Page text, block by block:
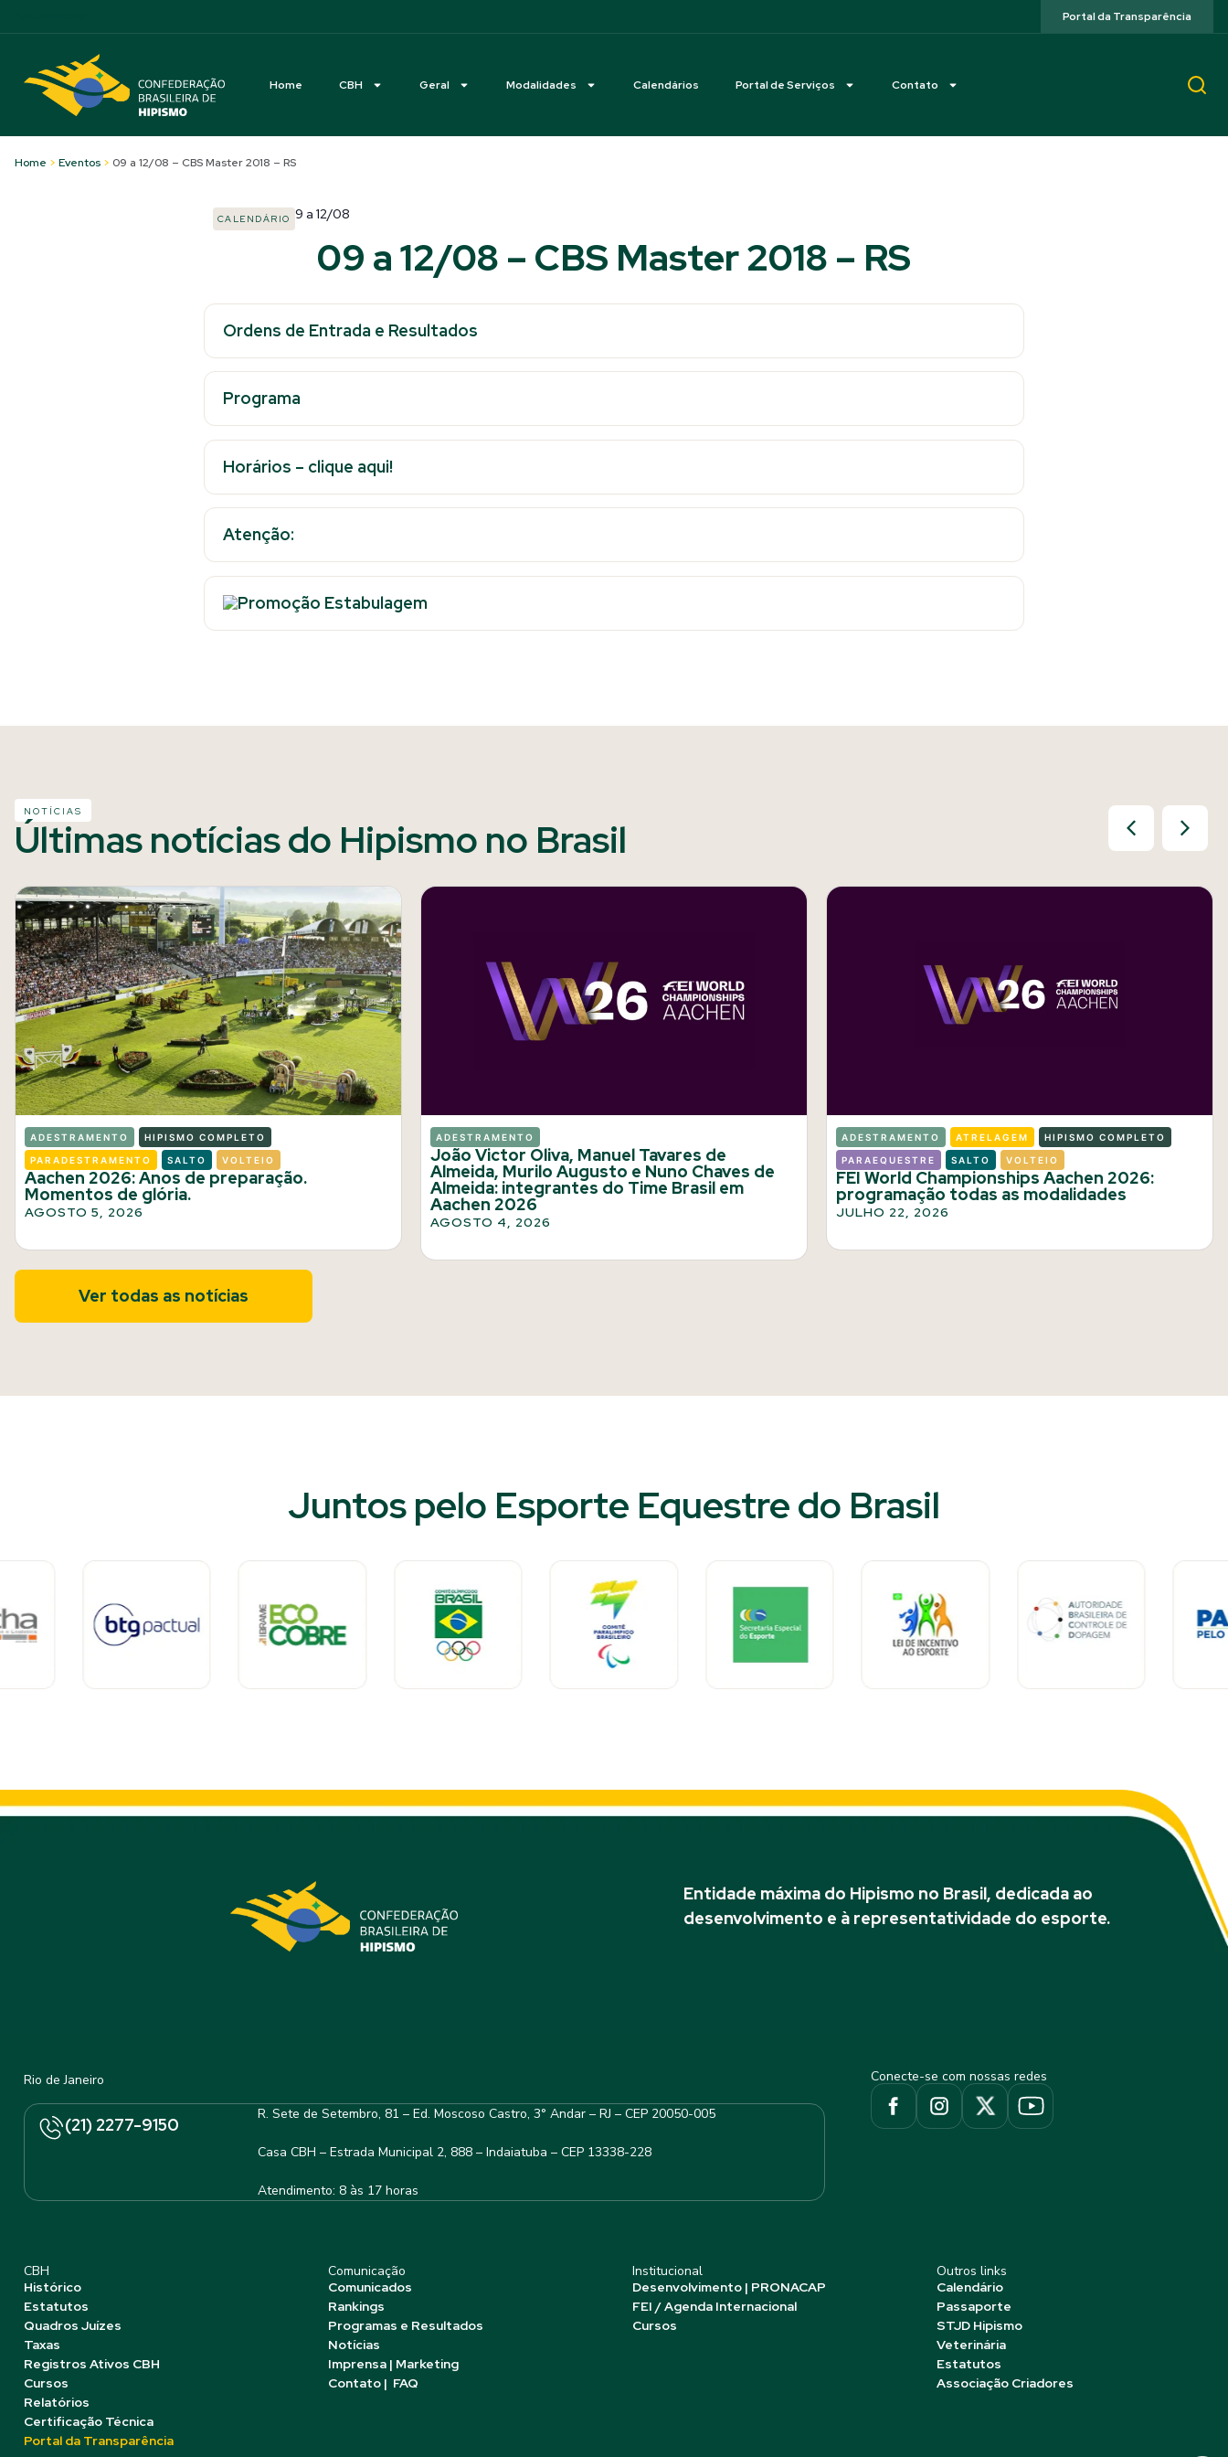
Portal da Transparência
Home CBH Geral Modalidades Calendários Portal de Serviços Contato
Home > Eventos > 09 a 12/08 – CBS Master 2018 – RS
CALENDÁRIO 9 a 12/08
09 a 12/08 – CBS Master 2018 – RS
Ordens de Entrada e Resultados
Programa
Horários – clique aqui!
Atenção:
NOTÍCIAS
Últimas notícias do Hipismo no Brasil
ADESTRAMENTO HIPISMO COMPLETO
PARADESTRAMENTO SALTO VOLTEIO
Aachen 2026: Anos de preparação.
Momentos de glória.
AGOSTO 5, 2026
ADESTRAMENTO
João Victor Oliva, Manuel Tavares de
Almeida, Murilo Augusto e Nuno Chaves de
Almeida: integrantes do Time Brasil em
Aachen 2026
AGOSTO 4, 2026
ADESTRAMENTO ATRELAGEM HIPISMO COMPLETO
PARAEQUESTRE SALTO VOLTEIO
FEI World Championships Aachen 2026:
programação todas as modalidades
JULHO 22, 2026
Ver todas as notícias
Juntos pelo Esporte Equestre do Brasil​
Entidade máxima do Hipismo no Brasil, dedicada ao
desenvolvimento e à representatividade do esporte.
Rio de Janeiro
(21) 2277-9150
R. Sete de Setembro, 81 – Ed. Moscoso Castro, 3° Andar – RJ – CEP 20050-005
Casa CBH – Estrada Municipal 2, 888 – Indaiatuba – CEP 13338-228
Atendimento: 8 às 17 horas
Conecte-se com nossas redes
CBH
Histórico
Estatutos
Quadros Juízes
Taxas
Registros Ativos CBH
Cursos
Relatórios
Certificação Técnica
Portal da Transparência
Comunicação
Comunicados
Rankings
Programas e Resultados
Notícias
Imprensa | Marketing
Contato | FAQ
Institucional
Desenvolvimento | PRONACAP
FEI / Agenda Internacional
Cursos
Outros links
Calendário
Passaporte
STJD Hipismo
Veterinária
Estatutos
Associação Criadores